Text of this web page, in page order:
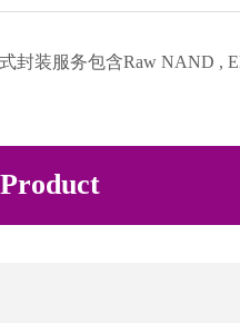
封装服务包含Raw NAND